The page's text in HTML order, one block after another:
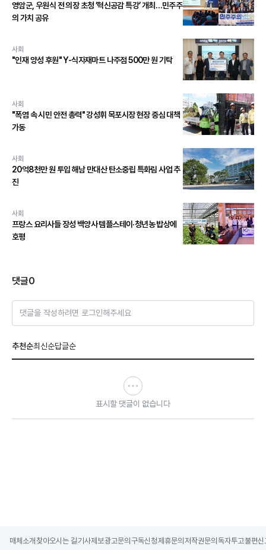
영암군, 우원식 전 의장 초청 ‘혁신공감 특강’ 개최…민주주
의 가치 공유
사회
"인재 양성 후원" Y-식자재마트 나주점 500만 원 기탁
사회
"폭염 속 시민 안전 총력" 강성휘 목포시장 현장 중심 대책
가동
사회
20억8천만 원 투입 해남 만대산 탄소중립 특화림 사업 추
진
사회
프랑스 요리사들 장성 백양사 템플스테이·청년농 밥상에
호평
댓글0
댓글을 작성하려면 로그인해주세요
추천순최신순답글순
표시할 댓글이 없습니다
매체소개 찾아오시는 길기사제보광고문의 구독신청제휴문의 저작권문의 독자투고불편신